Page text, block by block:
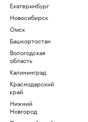
Екатеринбург
Новосибирск
Омск
Башкортостан
Вологодская
область
Калининград
Краснодарский
край
Нижний
Новгород